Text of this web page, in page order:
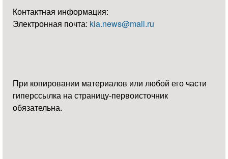
Контактная информация:
Электронная почта: kia.news@mail.ru
При копировании материалов или любой его части
гиперссылка на страницу-первоисточник
обязательна.